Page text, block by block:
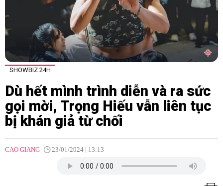
SHOWBIZ 24H
Dù hết mình trình diễn và ra sức
gọi mời, Trọng Hiếu vẫn liên tục
bị khán giả từ chối
CAO GIANG 23/01/2024 | 13:13